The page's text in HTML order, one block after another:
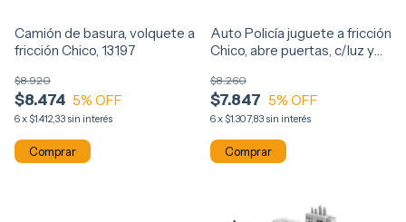
Camión de basura, volquete a
fricción Chico, 13197
$8.474
$8.920
5% OFF
6x$1.412,33 sin interés
Auto Policía juguete a fricción
Chico, abre puertas, c/luz y
$7.847
$8.260
5% OFF
6x$1.307,83 sin interés
Comprar